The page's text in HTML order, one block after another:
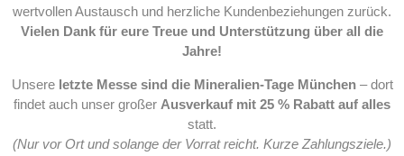
wertvollen Austausch und herzliche Kundenbeziehungen zurück.
Vielen Dank für eure Treue und Unterstützung über all die
Jahre!
Unsere letzte Messe sind die Mineralien-Tage München– dort
findet auch unser großer Ausverkauf mit 25 % Rabatt auf alles
statt.
(Nur vor Ort und solange der Vorrat reicht. Kurze Zahlungsziele.)